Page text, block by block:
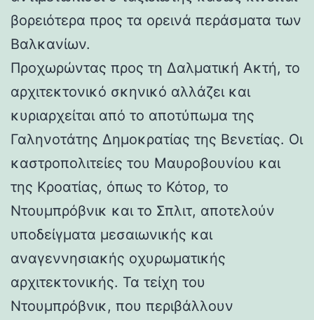
βορειότερα προς τα ορεινά περάσματα των
Βαλκανίων.
Προχωρώντας προς τη Δαλματική Ακτή, το
αρχιτεκτονικό σκηνικό αλλάζει και
κυριαρχείται από το αποτύπωμα της
Γαληνοτάτης Δημοκρατίας της Βενετίας. Οι
καστροπολιτείες του Μαυροβουνίου και
της Κροατίας, όπως το Κότορ, το
Ντουμπρόβνικ και το Σπλιτ, αποτελούν
υποδείγματα μεσαιωνικής και
αναγεννησιακής οχυρωματικής
αρχιτεκτονικής. Τα τείχη του
Ντουμπρόβνικ, που περιβάλλουν